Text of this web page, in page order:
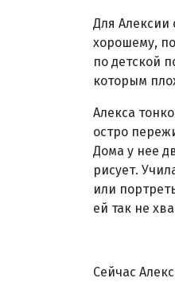
Для Алексии
хорошему,
по детской
которым
Алекса
остро
Дома у нее
рисует.
или
ей так не
Сейчас